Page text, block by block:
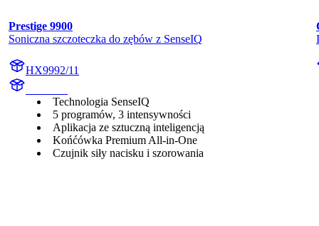
Prestige 9900
Soniczna szczoteczka do zębów z SenseIQ
HX9992/11
Technologia SenseIQ
5 programów, 3 intensywności
Aplikacja ze sztuczną inteligencją
Końćówka Premium All-in-One
Czujnik siły nacisku i szorowania